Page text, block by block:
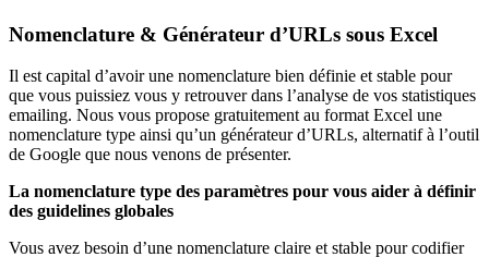
Nomenclature & Générateur d’URLs sous Excel
Il est capital d’avoir une nomenclature bien définie et stable pour
que vous puissiez vous y retrouver dans l’analyse de vos statistiques
emailing. Nous vous propose gratuitement au format Excel une
nomenclature type ainsi qu’un générateur d’URLs, alternatif à l’outil
de Google que nous venons de présenter.
La nomenclature type des paramètres pour vous aider à définir
des guidelines globales
Vous avez besoin d’une nomenclature claire et stable pour codifier